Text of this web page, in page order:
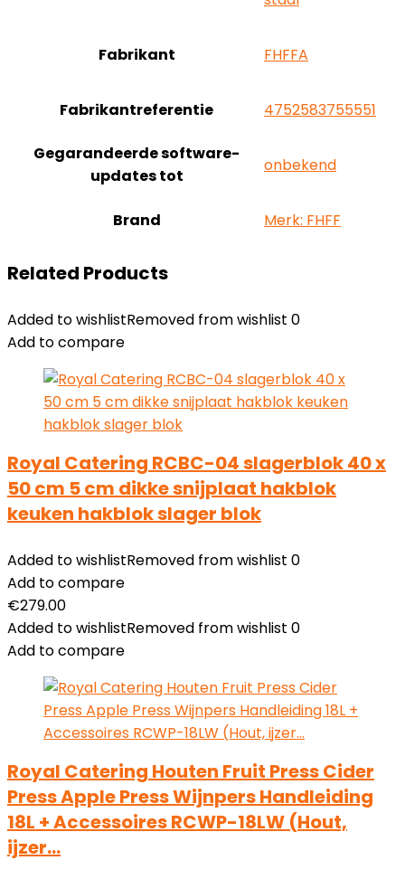
Fabrikant ‎FHFFA
Fabrikantreferentie ‎4752583755551
Gegarandeerde software-
updates tot
‎onbekend
Brand Merk: FHFF
Related Products
Added to wishlistRemoved from wishlist 0
Add to compare
Royal Catering RCBC-04 slagerblok 40 x
50 cm 5 cm dikke snijplaat hakblok
keuken hakblok slager blok
Added to wishlistRemoved from wishlist 0
Add to compare
€279.00
Added to wishlistRemoved from wishlist 0
Add to compare
Royal Catering Houten Fruit Press Cider
Press Apple Press Wijnpers Handleiding
18L + Accessoires RCWP-18LW (Hout,
ijzer…